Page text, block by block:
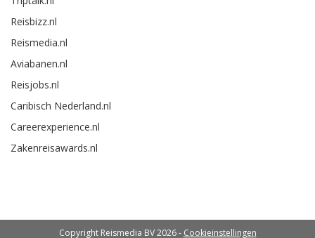
Reisbizz.nl
Reismedia.nl
Aviabanen.nl
Reisjobs.nl
Caribisch Nederland.nl
Careerexperience.nl
Zakenreisawards.nl
Copyright Reismedia BV 2026 - Cookieinstellingen